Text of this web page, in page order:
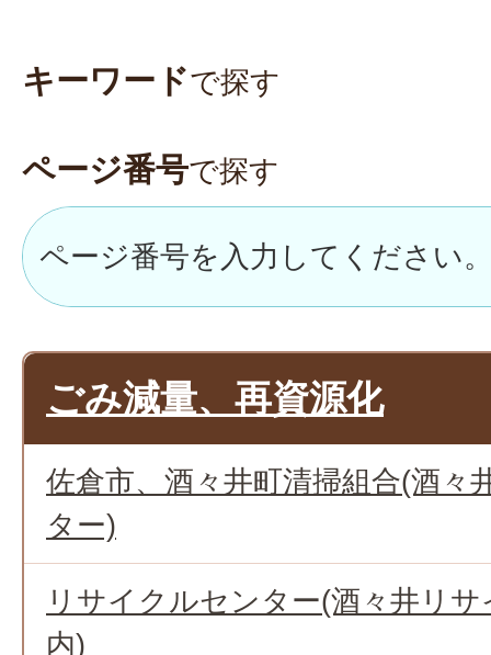
キーワードで探す
ページ番号で探す
ごみ減量、再資源化
佐倉市、酒々井町清掃組合(酒々
ター)
リサイクルセンター(酒々井リ
内)